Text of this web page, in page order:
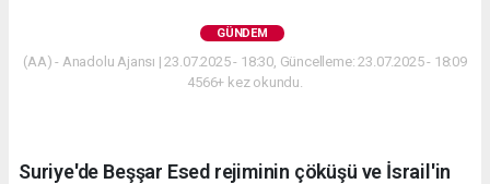
GÜNDEM
(AA) - Anadolu Ajansı | 23.07.2025 - 18:30, Güncelleme: 23.07.2025 - 18:09
4566+ kez okundu.
Suriye'de Beşşar Esed rejiminin çöküşü ve İsrail'in